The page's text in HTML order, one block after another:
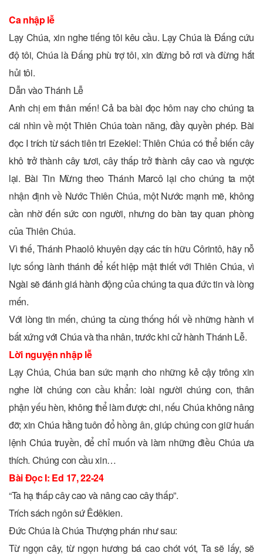
Ca nhập lễ
Lạy Chúa, xin nghe tiếng tôi kêu cầu. Lạy Chúa là Đấng cứu
độ tôi, Chúa là Đấng phù trợ tôi, xin đừng bỏ rơi và đừng hắt
hủi tôi.
Dẫn vào Thánh Lễ
Anh chị em thân mến! Cả ba bài đọc hôm nay cho chúng ta
cái nhìn về một Thiên Chúa toàn năng, đầy quyền phép. Bài
đọc I trích từ sách tiên tri Ezekiel: Thiên Chúa có thể biến cây
khô trở thành cây tươi, cây thấp trở thành cây cao và ngược
lại. Bài Tin Mừng theo Thánh Marcô lại cho chúng ta một
nhận định về Nước Thiên Chúa, một Nước mạnh mẽ, không
cần nhờ đến sức con người, nhưng do bàn tay quan phòng
của Thiên Chúa.
Vì thế, Thánh Phaolô khuyên dạy các tín hữu Côrintô, hãy nỗ
lực sống lành thánh để kết hiệp mật thiết với Thiên Chúa, vì
Ngài sẽ đánh giá hành động của chúng ta qua đức tin và lòng
mến.
Với lòng tin mến, chúng ta cùng thống hối về những hành vi
bất xứng với Chúa và tha nhân, trước khi cử hành Thánh Lễ.
Lời nguyện nhập lễ
Lạy Chúa, Chúa ban sức mạnh cho những kẻ cậy trông xin
nghe lời chúng con cầu khẩn: loài người chúng con, thân
phận yếu hèn, không thể làm được chi, nếu Chúa không nâng
đỡ; xin Chúa hằng tuôn đổ hồng ân, giúp chúng con giữ huấn
lệnh Chúa truyền, để chỉ muốn và làm những điều Chúa ưa
thích. Chúng con cầu xin…
Bài Ðọc I: Ed 17, 22-24
“Ta hạ thấp cây cao và nâng cao cây thấp”.
Trích sách ngôn sứ Êdêkien.
Ðức Chúa là Chúa Thượng phán như sau:
Từ ngọn cây, từ ngọn hương bá cao chót vót, Ta sẽ lấy, sẽ